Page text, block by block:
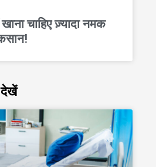
चाहिए ज़्यादा नमक
देखें